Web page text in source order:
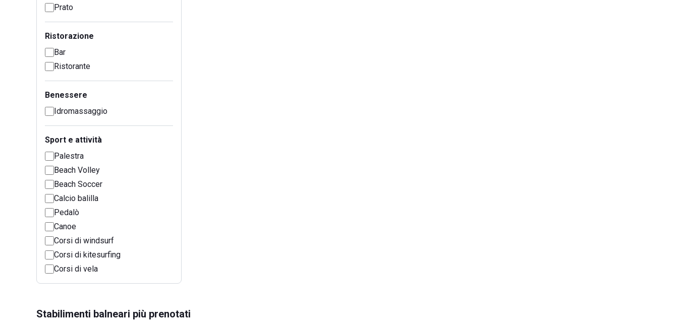
Prato
Ristorazione
Bar
Ristorante
Benessere
Idromassaggio
Sport e attività
Palestra
Beach Volley
Beach Soccer
Calcio balilla
Pedalò
Canoe
Corsi di windsurf
Corsi di kitesurfing
Corsi di vela
Stabilimenti balneari più prenotati